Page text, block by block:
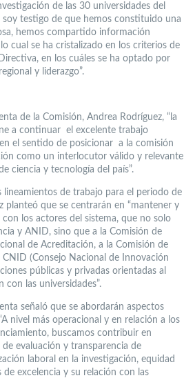
de las 30 universidades del
soy testigo de que hemos constituido una
hemos compartido información
cual se ha cristalizado en los criterios de
en los cuáles se ha optado por
y liderazgo”.
de la Comisión, Andrea Rodríguez, “la
a continuar el excelente trabajo
el sentido de posicionar a la comisión
como un interlocutor válido y relevante
ciencia y tecnología del país”.
lineamientos de trabajo para el periodo de
planteó que se centrarán en “mantener y
los actores del sistema, que no solo
y ANID, sino que a la Comisión de
de Acreditación, a la Comisión de
CNID (Consejo Nacional de Innovación
públicas y privadas orientadas al
con las universidades”.
señaló que se abordarán aspectos
nivel más operacional y en relación a los
buscamos contribuir en
evaluación y transparencia de
laboral en la investigación, equidad
excelencia y su relación con las